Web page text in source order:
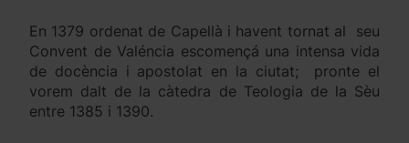
En 1379 ordenat de Capellà i havent tornat al seu
Convent de Valéncia escomençá una intensa vida
de docència i apostolat en la ciutat; pronte el
vorem dalt de la càtedra de Teologia de la Sèu
entre 1385 i 1390.